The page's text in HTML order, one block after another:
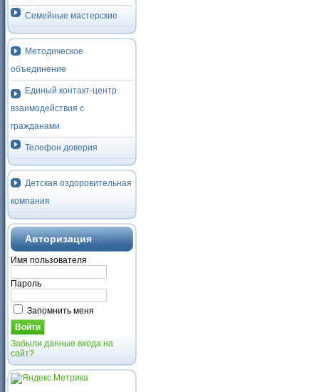
Семейные мастерские
Методическое
объединение
Единый контакт-центр
взаимодействия с
гражданами
Телефон доверия
Детская оздоровительная
компания
Авторизация
Имя пользователя
Пароль
Запомнить меня
Забыли данные входа на
сайт?